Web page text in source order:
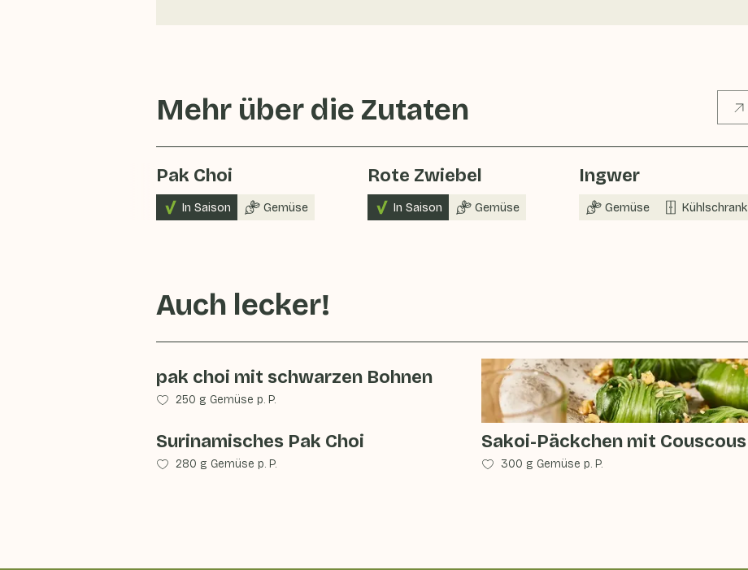
Mehr über die Zutaten
Pak Choi
In Saison Gemüse
Rote Zwiebel
In Saison Gemüse
Ingwer
Gemüse Kühlschrank
Auch lecker!
pak choi mit schwarzen Bohnen
250 g Gemüse p. P.
Surinamisches Pak Choi
280 g Gemüse p. P.
Sakoi-Päckchen mit Couscous
300 g Gemüse p. P.